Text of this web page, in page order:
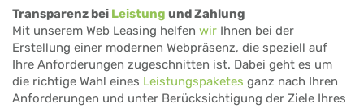
Transparenz bei Leistung und Zahlung
Mit unserem Web Leasing helfen wir Ihnen bei der
Erstellung einer modernen Webpräsenz, die speziell auf
Ihre Anforderungen zugeschnitten ist. Dabei geht es um
die richtige Wahl eines Leistungspaketes ganz nach Ihren
Anforderungen und unter Berücksichtigung der Ziele Ihres